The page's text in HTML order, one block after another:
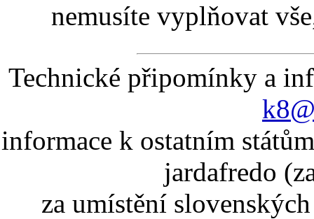
nemusíte vyplňovat
Technické připomínky a
informace k ostatním
jardafredo
za umístění